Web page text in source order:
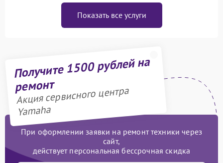
Показать все услуги
Получите 1500 рублей на
ремонт
Акция сервисного центра
Yamaha
При оформлении заявки на ремонт техники через
сайт,
действует персональная бессрочная скидка